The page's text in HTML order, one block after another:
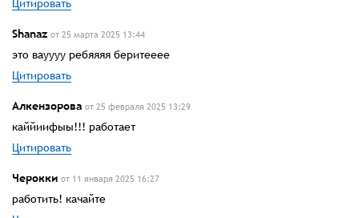
Цитировать
Shanaz от 25 марта 2025 13:44
это вауууу ребяяяя беритееее
Цитировать
Алкензорова от 25 февраля 2025 13:29
каййиифыы!!! работает
Цитировать
Черокки от 11 января 2025 16:27
работить! качайте